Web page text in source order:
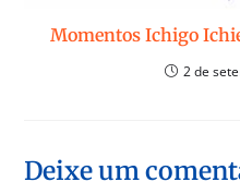
Momentos Ichigo
2 de
Deixe um